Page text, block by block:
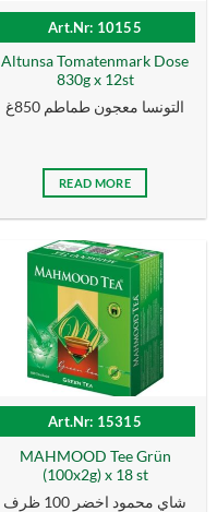
Art.Nr: 10155
Altunsa Tomatenmark Dose
830g x 12st
التونسا معجون طماطم 850غ
READ MORE
Art.Nr: 15315
MAHMOOD Tee Grün
(100x2g) x 18 st
شاي محمود اخضر 100 ظرف